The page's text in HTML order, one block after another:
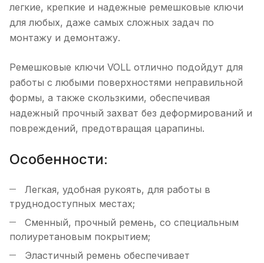
легкие, крепкие и надежные ремешковые ключи
для любых, даже самых сложных задач по
монтажу и демонтажу.
Ремешковые ключи VOLL отлично подойдут для
работы с любыми поверхностями неправильной
формы, а также скользкими, обеспечивая
надежный прочный захват без деформирований и
повреждений, предотвращая царапины.
Особенности:
Легкая, удобная рукоять, для работы в
труднодоступных местах;
Сменный, прочный ремень, со специальным
полиуретановым покрытием;
Эластичный ремень обеспечивает